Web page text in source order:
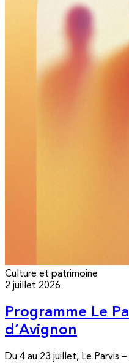
Culture et patrimoine
2 juillet 2026
Programme Le
d’Avignon
Du 4 au 23 juillet, Le Parvis